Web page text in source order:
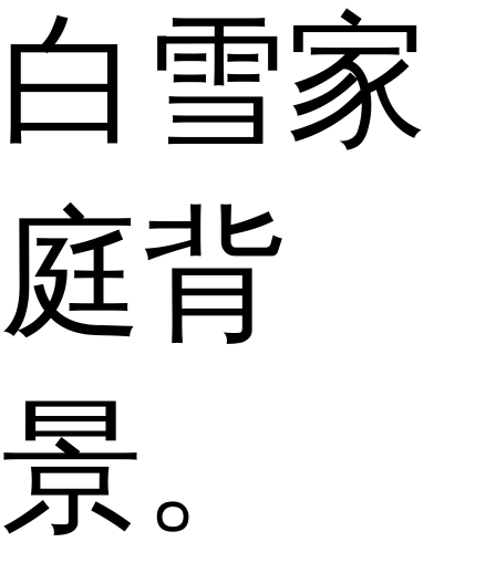
白雪家
庭背
景。